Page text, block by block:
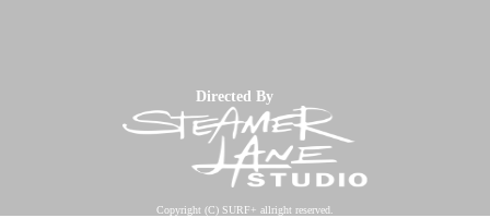
Directed By
Copyright (C) SURF+ allright reserved.